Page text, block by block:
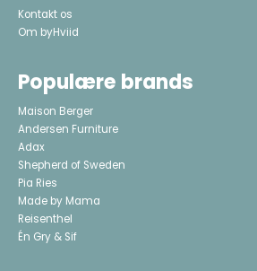
Kontakt os
Om byHviid
Populære brands
Maison Berger
Andersen Furniture
Adax
Shepherd of Sweden
Pia Ries
Made by Mama
Reisenthel
Én Gry & Sif